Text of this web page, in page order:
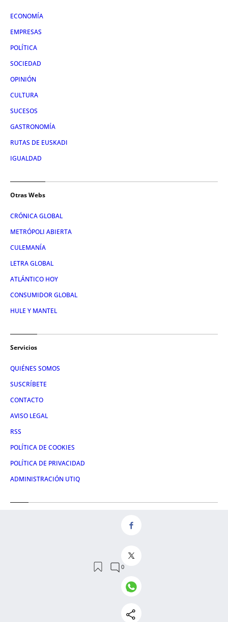
ECONOMÍA
EMPRESAS
POLÍTICA
SOCIEDAD
OPINIÓN
CULTURA
SUCESOS
GASTRONOMÍA
RUTAS DE EUSKADI
IGUALDAD
Otras Webs
CRÓNICA GLOBAL
METRÓPOLI ABIERTA
CULEMANÍA
LETRA GLOBAL
ATLÁNTICO HOY
CONSUMIDOR GLOBAL
HULE Y MANTEL
Servicios
QUIÉNES SOMOS
SUSCRÍBETE
CONTACTO
AVISO LEGAL
RSS
POLÍTICA DE COOKIES
POLÍTICA DE PRIVACIDAD
ADMINISTRACIÓN UTIQ
© 2026 Crónica Vasca S.L.